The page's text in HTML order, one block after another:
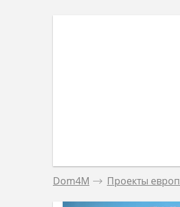
Dom4M . Проекты